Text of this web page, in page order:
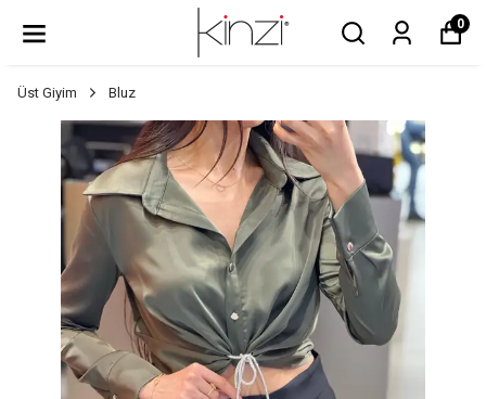
0
Üst Giyim Bluz